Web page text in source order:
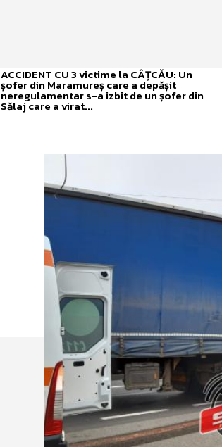
ACCIDENT CU 3 victime la CÂȚCĂU: Un
șofer din Maramureș care a depășit
neregulamentar s-a izbit de un șofer din
Sălaj care a virat...